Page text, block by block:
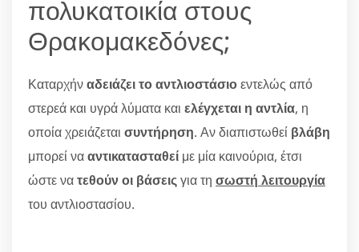
πολυκατοικία στους
Θρακομακεδόνες;
Καταρχήναδειάζει το αντλιοστάσιοεντελώς από
στερεά και υγρά λύματα και ελέγχεται η αντλία, η
οποία χρειάζεται συντήρηση. Αν διαπιστωθεί βλάβη
μπορεί νααντικατασταθεί με μία καινούρια, έτσι
ώστε νατεθούν οι βάσειςγια τη σωστή λειτουργία
του αντλιοστασίου.